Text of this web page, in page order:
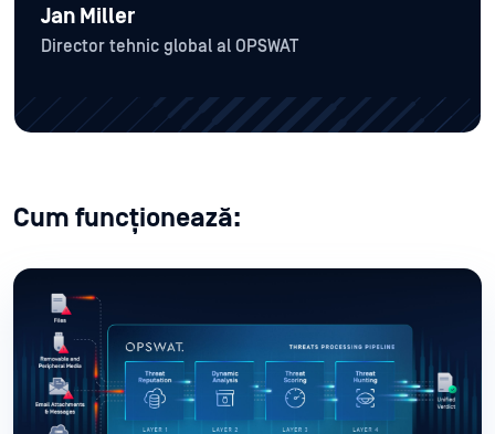
Jan Miller
Director tehnic global al OPSWAT
Cum funcționează: